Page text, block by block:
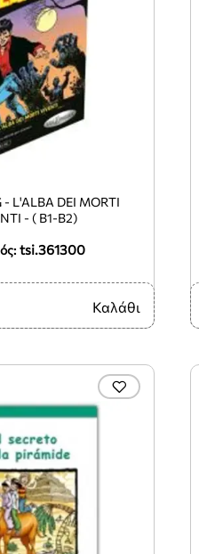
tsi.361300
- L'ALBA DEI MORTI
- ( B1-B2)
Καλάθι